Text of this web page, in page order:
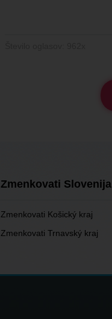
Zmenkovati Slovenija
Zmenkovati Košický kraj
Zmenkovati Trnavský kraj